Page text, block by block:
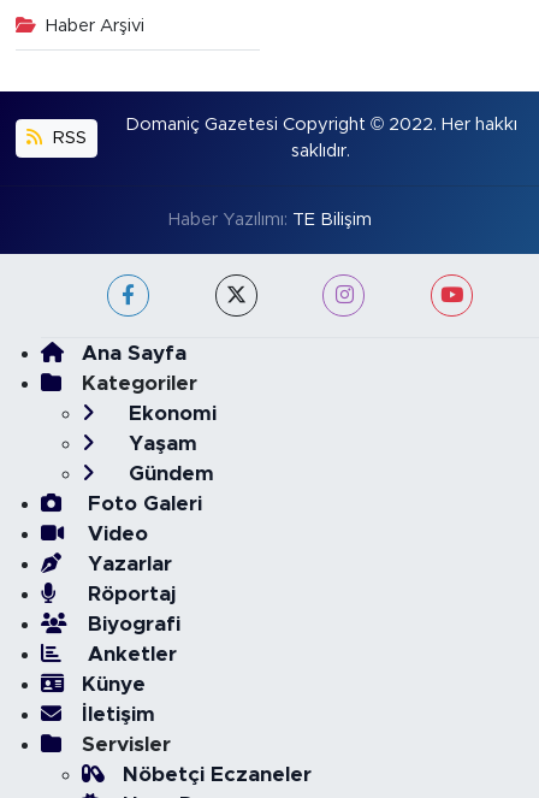
Haber Arşivi
RSS
Domaniç Gazetesi Copyright © 2022. Her hakkı
saklıdır.
Haber Yazılımı: TE Bilişim
Ana Sayfa
Kategoriler
Ekonomi
Yaşam
Gündem
Foto Galeri
Video
Yazarlar
Röportaj
Biyografi
Anketler
Künye
İletişim
Servisler
Nöbetçi Eczaneler